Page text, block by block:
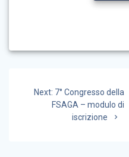
articoli
Next: Next
post:
7° Congresso della
FSAGA – modulo di
iscrizione